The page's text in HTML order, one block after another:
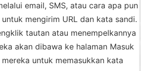
email, SMS, atau cara apa pun
mengirim URL dan kata sandi.
tautan atau menempelkannya
akan dibawa ke halaman Masuk
untuk memasukkan kata